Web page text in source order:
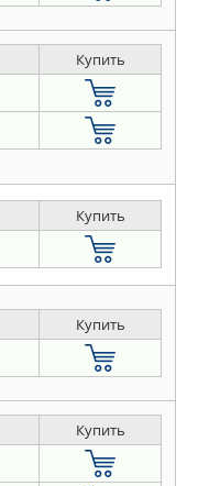
Купить
Купить
Купить
Купить